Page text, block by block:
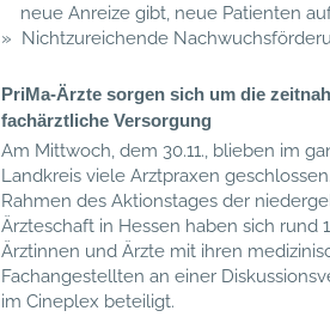
neue Anreize gibt, neue Patienten
» Nichtzureichende
PriMa-Ärzte sorgen sich um die
fachärztliche Versorgung
Am Mittwoch, dem 30.11., blieben im
Landkreis viele Arztpraxen geschlossen.
Rahmen des Aktionstages der
Ärzteschaft in Hessen haben sich rund
Ärztinnen und Ärzte mit ihren
Fachangestellten an einer
im Cineplex beteiligt.